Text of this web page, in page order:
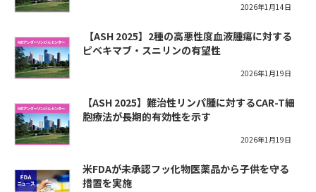
2026年1月14日
​【ASH 2025】2種の高悪性度血液腫瘍に対する
ピベキマブ・スニリンの有望性
2026年1月19日
【ASH 2025】難治性リンパ腫に対するCAR-T細
胞療法が長期的有効性を示す
2026年1月19日
米FDAが未承認フッ化物医薬品から子供を守る
措置を実施